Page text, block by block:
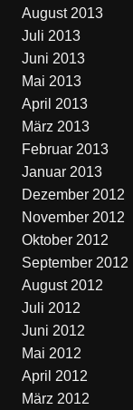
August 2013
Juli 2013
Juni 2013
Mai 2013
April 2013
März 2013
Februar 2013
Januar 2013
Dezember 2012
November 2012
Oktober 2012
September 2012
August 2012
Juli 2012
Juni 2012
Mai 2012
April 2012
März 2012